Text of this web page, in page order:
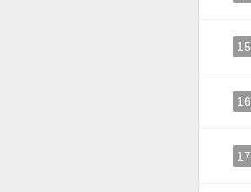
15
16
17